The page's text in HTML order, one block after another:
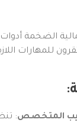
الضخمة
للمهارات
المتخصص: